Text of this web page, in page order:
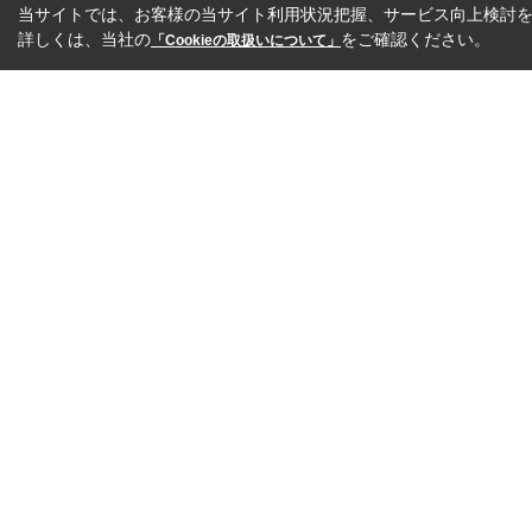
当サイトでは、お客様の当サイト利用状況把握、サービス向上検討
詳しくは、当社の 「Cookieの取扱いについて」 をご確認ください。